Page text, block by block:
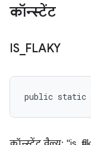
कॉन्स्टेंट
IS_ FLAKY
public static